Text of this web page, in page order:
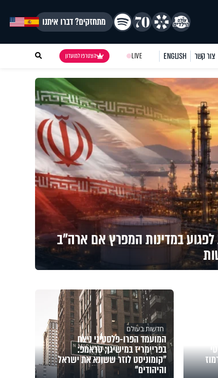
מתחזקים? דברו איתנו
צור קשר ENGLISH
LIVE הצטרפו למועדון
לפגוע במדינות המפרץ אם ארה"ב
חדשות בעולם
המועמד הפרו-פלסטיני ניצח
בפריימריז במישיגן; טראמפ:
"קומוניסט לוזר ששונא את ישראל
והיהודים"